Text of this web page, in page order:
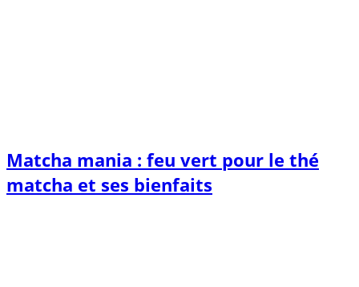
Matcha mania : feu vert pour le thé
matcha et ses bienfaits